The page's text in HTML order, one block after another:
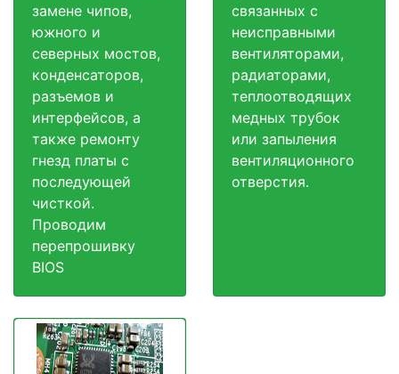
замене чипов,
южного и
северных мостов,
конденсаторов,
разъемов и
интерфейсов, а
также ремонту
гнезд платы с
последующей
чисткой.
Проводим
перепрошивку
BIOS
связанных с
неисправными
вентиляторами,
радиаторами,
теплоотводящих
медных трубок
или запыления
вентиляционного
отверстия.